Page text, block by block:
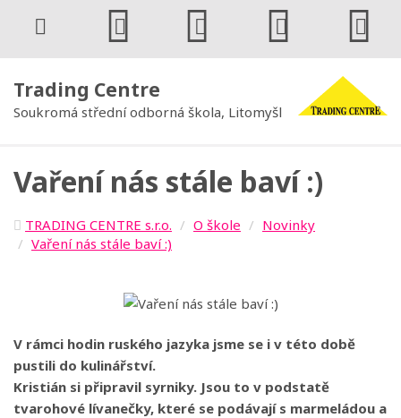
Trading Centre
Soukromá střední odborná škola, Litomyšl
Vaření nás stále baví :)
TRADING CENTRE s.r.o. O škole
Novinky
Vaření nás stále baví :)
V rámci hodin ruského jazyka jsme se i v této době
pustili do kulinářství.
Kristián si připravil syrniky. Jsou to v podstatě
tvarohové lívanečky, které se podávají s marmeládou a